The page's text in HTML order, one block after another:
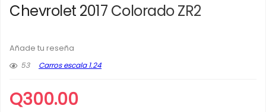
Chevrolet 2017 Colorado ZR2
Añade tu reseña
53
Carros escala 1.24
Q300.00